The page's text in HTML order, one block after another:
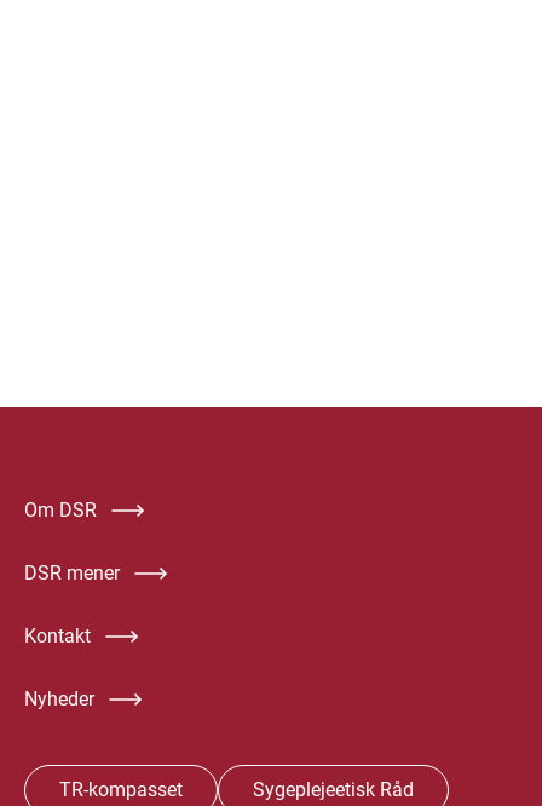
Om DSR
DSR mener
Kontakt
Nyheder
TR-kompasset Sygeplejeetisk Råd